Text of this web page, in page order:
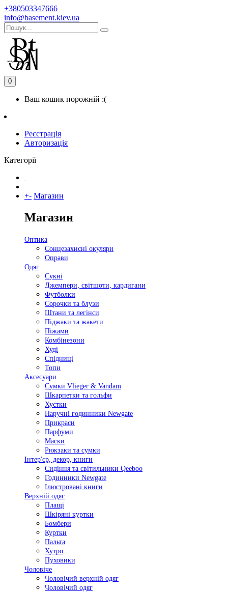
+380503347666
info@basement.kiev.ua
0
Ваш кошик порожній :(
Реєстрація
Авторизація
Категорії
+- Магазин
Магазин
Оптика
Сонцезахисні окуляри
Оправи
Одяг
Сукні
Джемпери, світшоти, кардигани
Футболки
Сорочки та блузи
Штани та легінси
Піджаки та жакети
Піжами
Комбінезони
Худі
Спідниці
Топи
Аксесуари
Сумки Vlieger & Vandam
Шкарпетки та гольфи
Хустки
Наручні годинники Newgate
Прикраси
Парфуми
Маски
Рюкзаки та сумки
Інтер'єр, декор, книги
Сидіння та світильники Qeeboo
Годинники Newgate
Ілюстровані книги
Верхній одяг
Плащі
Шкіряні куртки
Бомбери
Куртки
Пальта
Хутро
Пуховики
Чоловіче
Чоловічий верхній одяг
Чоловічий одяг